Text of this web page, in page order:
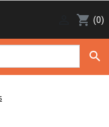
shopping_cart (0)
